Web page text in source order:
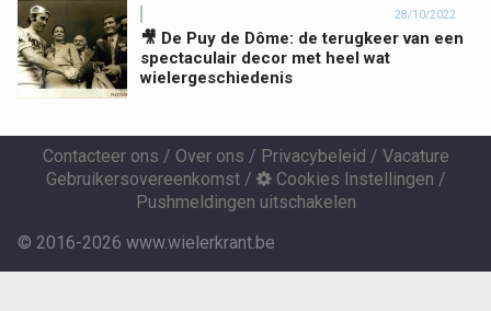
28/10/2022
🎥 De Puy de Dôme: de terugkeer van een
spectaculair decor met heel wat
wielergeschiedenis
Contacteer ons / Over ons / Privacybeleid / Vacature
Gebruikersovereenkomst/ Cookies Instellingen /
Pushmeldingen uitschakelen
© 2016-2026 www.wielerkrant.be